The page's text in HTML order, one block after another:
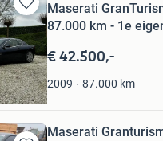
Bewaren
in
Mijn
Favorieten
Maserati
87.000 km - 1e
€ 42.500,-
2009 87.000 km
Maserati